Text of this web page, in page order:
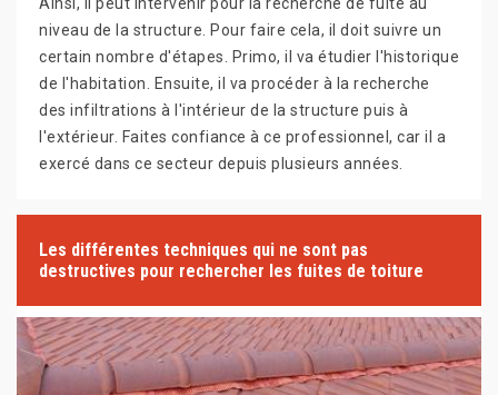
Ainsi, il peut intervenir pour la recherche de fuite au
niveau de la structure. Pour faire cela, il doit suivre un
certain nombre d'étapes. Primo, il va étudier l'historique
de l'habitation. Ensuite, il va procéder à la recherche
des infiltrations à l'intérieur de la structure puis à
l'extérieur. Faites confiance à ce professionnel, car il a
exercé dans ce secteur depuis plusieurs années.
Les différentes techniques qui ne sont pas
destructives pour rechercher les fuites de toiture